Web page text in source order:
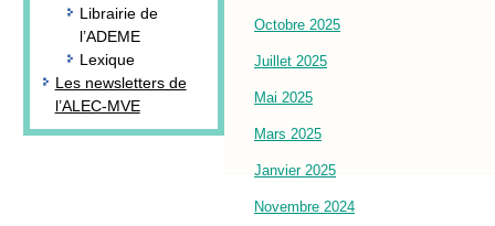
Librairie de
l’ADEME
Lexique
Les newsletters de
l’ALEC-MVE
Octobre 2025
Juillet 2025
Mai 2025
Mars 2025
Janvier 2025
Novembre 2024